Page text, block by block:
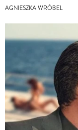
AGNIESZKA WRÓBEL